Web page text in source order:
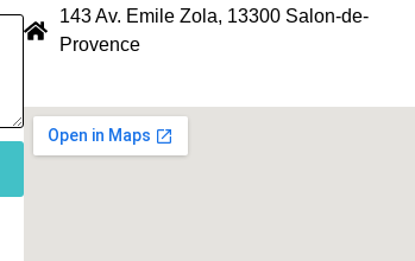
143 Av. Emile Zola, 13300 Salon-de-
Provence